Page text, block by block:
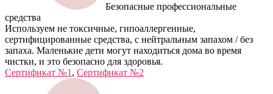
Безопасные профессиональные
средства
Используем не токсичные, гипоаллергенные,
сертифицированные средства, с нейтральным запахом / без
запаха. Маленькие дети могут находиться дома во время
чистки, и это безопасно для здоровья.
Сертификат №1 , Сертификат №2